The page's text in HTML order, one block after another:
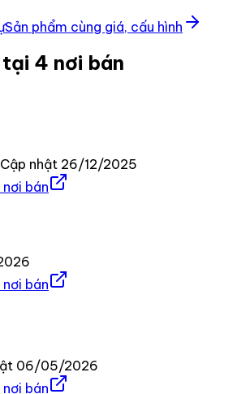
Sản phẩm cùng giá, cấu hình
4 nơi bán
Cập nhật 26/12/2025
bán
bán
06/05/2026
bán